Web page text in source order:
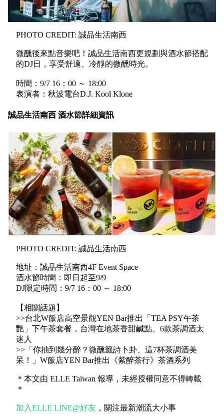
PHOTO CREDIT: 誠品生活南西
微醺後來點音樂吧！誠品生活南西更規劃與酒水節搭配
的DJ日，享受舒適、冷靜的微醺時光。
時間：9/7 16：00 ～ 18:00
表演者：秋波電台D.J. Kool Klone
誠品生活南西 酒水節詳細資訊
PHOTO CREDIT: 誠品生活南西
地址：誠品生活南西4F Event Space
酒水節時間：即日起至9/9
DJ限定時間：9/7 16：00 ～ 18:00
【相關話題】
>>台北W飯店高空景觀YEN Bar推出「TEA PSY午茶
艷」下午茶套餐，台灣在地茶香甜鹹點、6款茶調酒太
迷人
>>「你抽到幾分醉？微醺籤詩卜卦、這7杯茶調酒美
呆！」W飯店YEN Bar推出《紫醉茶行》茶酒系列
＊本文由 ELLE Taiwan 報導，未經授權同意不得轉載
＊
加入ELLE LINE@好友 ，關注最新潮流大小事